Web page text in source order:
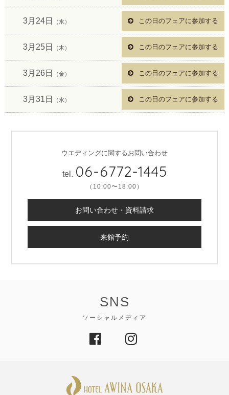
3月24日 （水） この日のフェアに参加する
3月25日 （木） この日のフェアに参加する
3月26日 （金） この日のフェアに参加する
3月31日 （水） この日のフェアに参加する
ウエディングに関するお問い合わせ
tel. 06-6772-1445
（10:00〜18:00）
お問い合わせ・資料請求
来館予約
SNS
ソーシャルメディア